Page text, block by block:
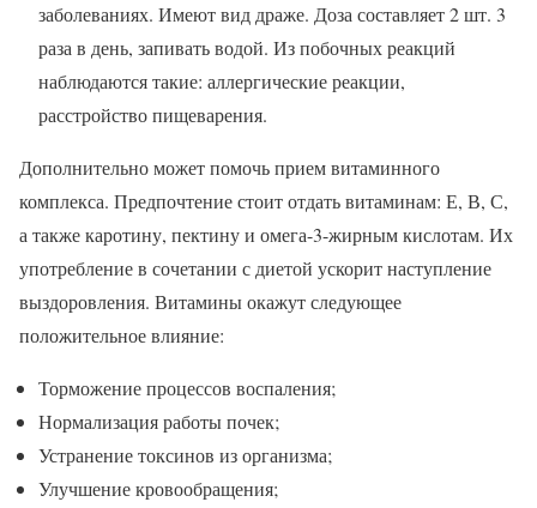
заболеваниях. Имеют вид драже. Доза составляет 2 шт. 3
раза в день, запивать водой. Из побочных реакций
наблюдаются такие: аллергические реакции,
расстройство пищеварения.
Дополнительно может помочь прием витаминного
комплекса. Предпочтение стоит отдать витаминам: Е, В, С,
а также каротину, пектину и омега-3-жирным кислотам. Их
употребление в сочетании с диетой ускорит наступление
выздоровления. Витамины окажут следующее
положительное влияние:
Торможение процессов воспаления;
Нормализация работы почек;
Устранение токсинов из организма;
Улучшение кровообращения;